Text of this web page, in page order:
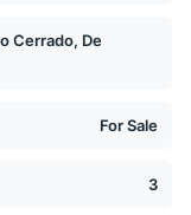
Cerrado, De
For Sale
3